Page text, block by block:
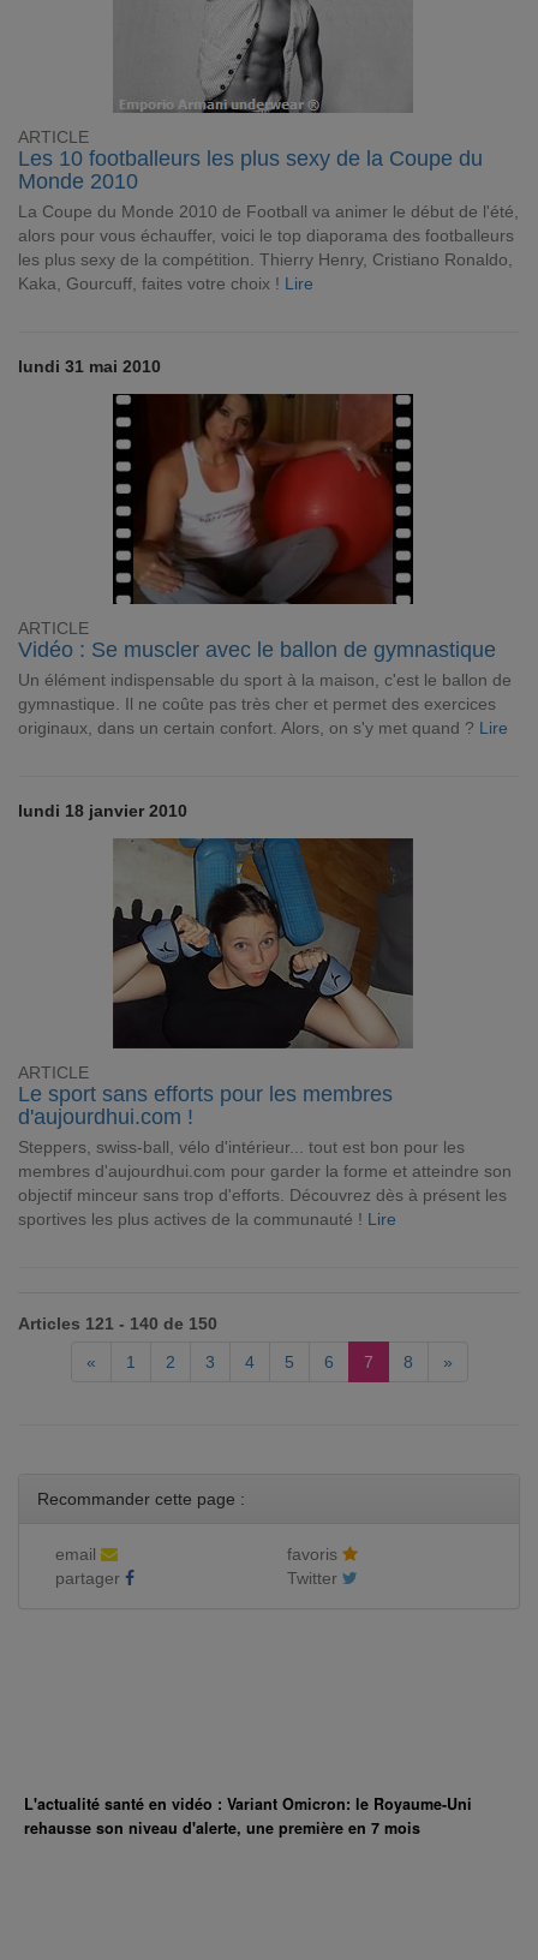
ARTICLE
Les 10 footballeurs les plus sexy de la Coupe du
Monde 2010
La Coupe du Monde 2010 de Football va animer le début de l'été,
alors pour vous échauffer, voici le top diaporama des footballeurs
les plus sexy de la compétition. Thierry Henry, Cristiano Ronaldo,
Kaka, Gourcuff, faites votre choix ! Lire
lundi 31 mai 2010
ARTICLE
Vidéo : Se muscler avec le ballon de gymnastique
Un élément indispensable du sport à la maison, c'est le ballon de
gymnastique. Il ne coûte pas très cher et permet des exercices
originaux, dans un certain confort. Alors, on s'y met quand ? Lire
lundi 18 janvier 2010
ARTICLE
Le sport sans efforts pour les membres
d'aujourdhui.com !
Steppers, swiss-ball, vélo d'intérieur... tout est bon pour les
membres d'aujourdhui.com pour garder la forme et atteindre son
objectif minceur sans trop d'efforts. Découvrez dès à présent les
sportives les plus actives de la communauté ! Lire
Articles 121 - 140 de 150
«
1 2 3 4 5 6 7 8 »
Recommander cette page :
email
favoris
partager
Twitter
L'actualité santé en vidéo : Variant Omicron: le Royaume-Uni
rehausse son niveau d'alerte, une première en 7 mois